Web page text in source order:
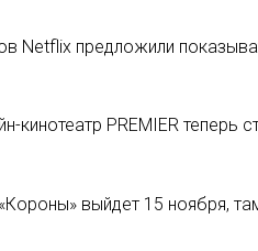
Netflix предложили
кинотеатр PREMIER теперь
выйдет 15 ноября,